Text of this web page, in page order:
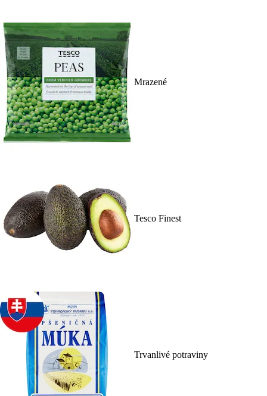
Mrazené
Tesco Finest
Trvanlivé potraviny